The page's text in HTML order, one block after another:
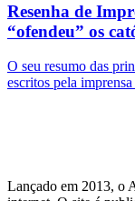
Resenha de
“ofendeu” os
O seu resumo das
escritos pela
Lançado em 2013, o